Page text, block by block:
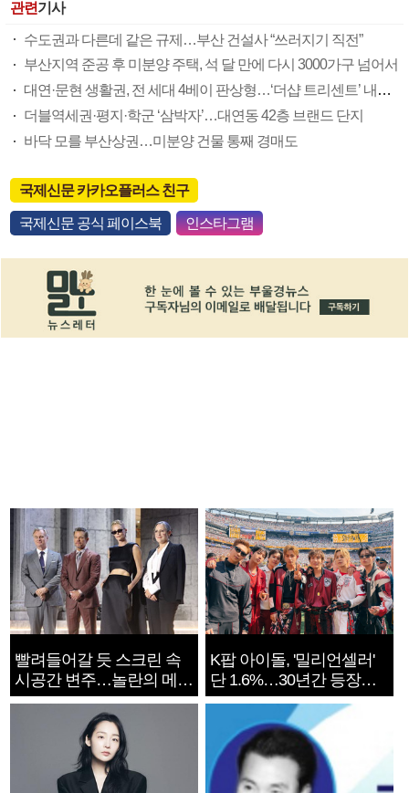
관련기사
수도권과 다른데 같은 규제…부산 건설사 “쓰러지기 직전”
부산지역 준공 후 미분양 주택, 석 달 만에 다시 3000가구 넘어서
대연·문현 생활권, 전 세대 4베이 판상형…‘더샵 트리센트’ 내달 분양
더블역세권·평지·학군 ‘삼박자’…대연동 42층 브랜드 단지
바닥 모를 부산상권…미분양 건물 통째 경매도
국제신문 카카오플러스 친구
국제신문 공식 페이스북 인스타그램
빨려들어갈 듯 스크린 속
시공간 변주…놀란의 메시
지는 ‘전쟁 속죄’
K팝 아이돌, '밀리언셀러'
단 1.6%…30년간 등장
1182개팀 전수조사